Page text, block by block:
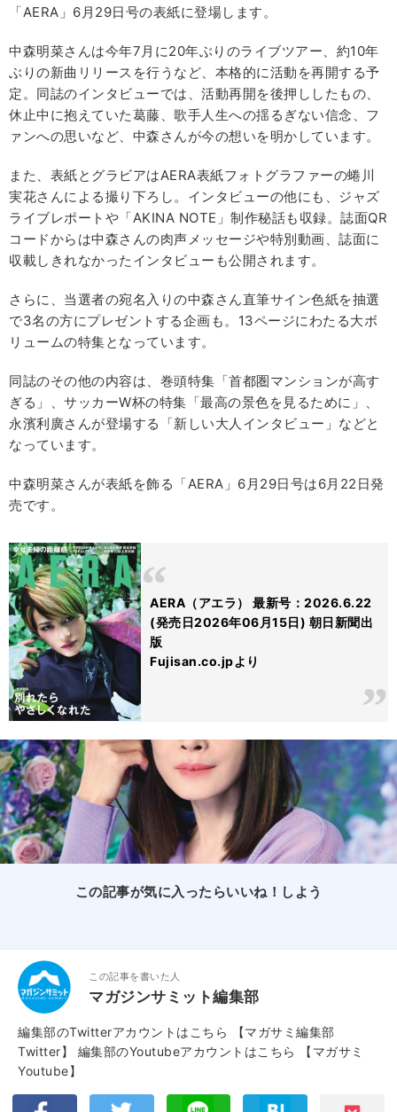
「AERA」6月29日号の表紙に登場します。
中森明菜さんは今年7月に20年ぶりのライブツアー、約10年
ぶりの新曲リリースを行うなど、本格的に活動を再開する予
定。同誌のインタビューでは、活動再開を後押ししたもの、
休止中に抱えていた葛藤、歌手人生への揺るぎない信念、フ
ァンへの思いなど、中森さんが今の想いを明かしています。
また、表紙とグラビアはAERA表紙フォトグラファーの蜷川
実花さんによる撮り下ろし。インタビューの他にも、ジャズ
ライブレポートや「AKINA NOTE」制作秘話も収録。誌面QR
コードからは中森さんの肉声メッセージや特別動画、誌面に
収載しきれなかったインタビューも公開されます。
さらに、当選者の宛名入りの中森さん直筆サイン色紙を抽選
で3名の方にプレゼントする企画も。13ページにわたる大ボ
リュームの特集となっています。
同誌のその他の内容は、巻頭特集「首都圏マンションが高す
ぎる」、サッカーW杯の特集「最高の景色を見るために」、
永濱利廣さんが登場する「新しい大人インタビュー」などと
なっています。
中森明菜さんが表紙を飾る「AERA」6月29日号は6月22日発
売です。
AERA（アエラ） 最新号：2026.6.22
(発売日2026年06月15日) 朝日新聞出
版
Fujisan.co.jpより
この記事が気に入ったらいいね！しよう
この記事を書いた人
マガジンサミット編集部
編集部のTwitterアカウントはこちら
【マガサミ編集部
Twitter】
編集部のYoutubeアカウントはこちら
【マガサミ
Youtube】